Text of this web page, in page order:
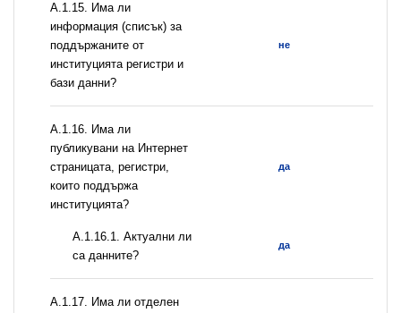
А.1.15. Има ли
информация (списък) за
поддържаните от
институцията регистри и
бази данни?
не
А.1.16. Има ли
публикувани на Интернет
страницата, регистри,
които поддържа
институцията?
да
A.1.16.1. Актуални ли
са данните?
да
А.1.17. Има ли отделен